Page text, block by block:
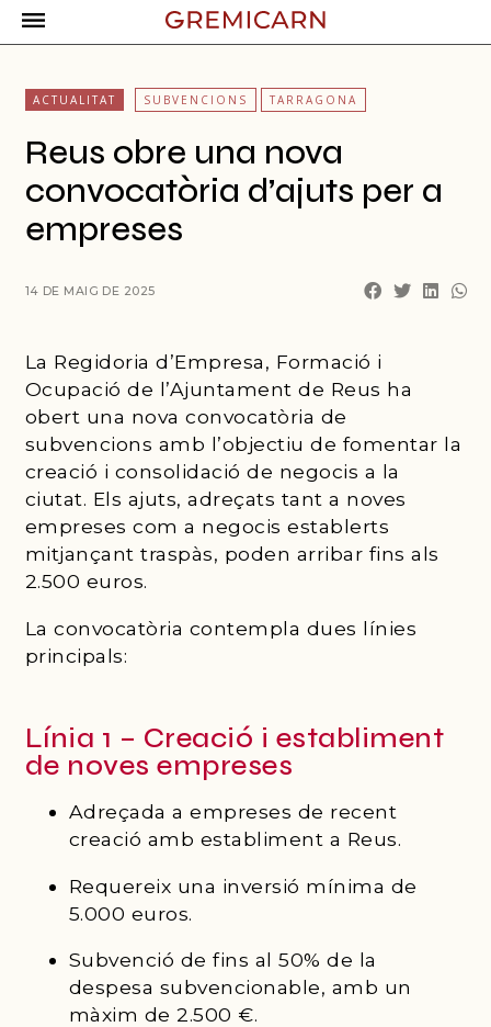
ACTUALITAT SUBVENCIONS TARRAGONA
Reus obre una nova
convocatòria d’ajuts per a
empreses
La Regidoria d’Empresa, Formació i
Ocupació de l’Ajuntament de Reus ha
obert una nova convocatòria de
subvencions amb l’objectiu de fomentar la
creació i consolidació de negocis a la
ciutat. Els ajuts, adreçats tant a noves
empreses com a negocis establerts
mitjançant traspàs, poden arribar fins als
2.500 euros.
La convocatòria contempla dues línies
principals:
Línia 1 – Creació i establiment
de noves empreses
Adreçada a empreses de recent
creació amb establiment a Reus.
Requereix una inversió mínima de
5.000 euros.
Subvenció de fins al 50% de la
despesa subvencionable, amb un
màxim de 2.500 €.